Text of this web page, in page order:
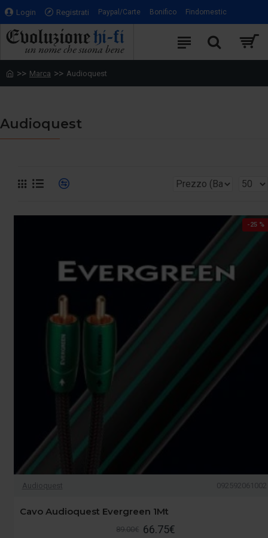
Login Registrati Paypal/Carte Bonifico Findomestic
Marca Audioquest
Audioquest
-25 %
Audioquest 092592061002
Cavo Audioquest Evergreen 1Mt
66.75€
89.00€